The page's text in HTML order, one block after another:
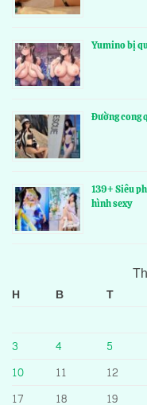
Yumino bị
Đường cong
139+ Siêu
hình sexy
H B T
3
4 5
10
11 12
17
18 19